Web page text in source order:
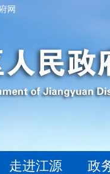
网
走进江源 政